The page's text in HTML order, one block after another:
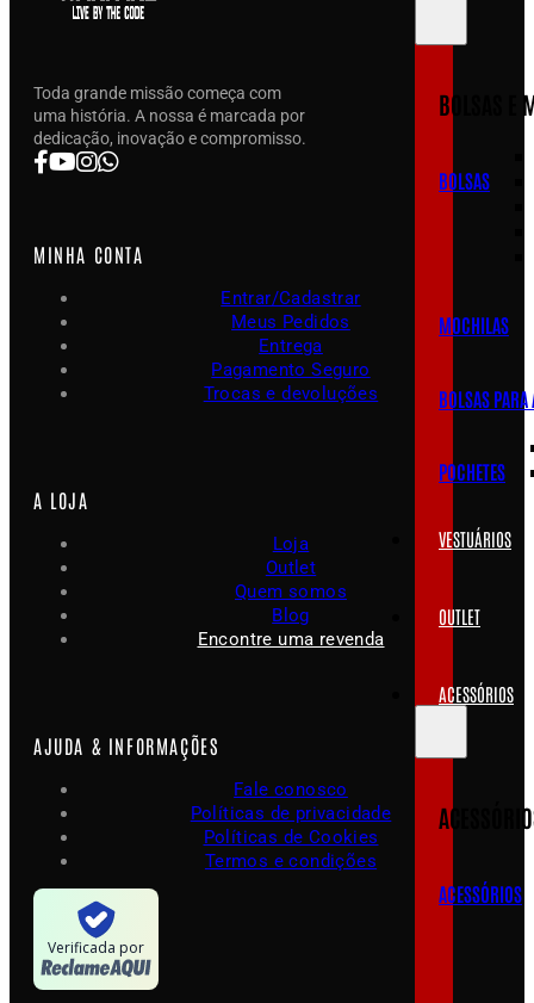
BOLSAS E
BOLSAS
MOCHILAS
BOLSAS
POCHETES
VESTUÁRIOS
OUTLET
ACESSÓRIOS
ACESSÓRIOS
Toda grande missão começa com
uma história. A nossa é marcada por
dedicação, inovação e compromisso.
MINHA CONTA
Entrar/Cadastrar
Meus Pedidos
Entrega
Pagamento Seguro
Trocas e devoluções
A LOJA
Loja
Outlet
Quem somos
Blog
Encontre uma revenda
AJUDA & INFORMAÇÕES
Fale conosco
Políticas de privacidade
Políticas de Cookies
Termos e condições
Verificada por